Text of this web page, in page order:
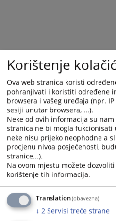
Korištenje
Ova web stranica koristi
pohranjivati i koristiti određene
browsera i vašeg uređaja (npr.
sesiji unutar browsera, ...).
Neke od ovih informacija su
stranica ne bi mogla fukcionisati
neke nisu prijeko neophodne a
procjenu nivoa posjećenosti,
stranice...).
Na ovom mjestu možete
korištenje tih informacija.
Translation(obavezna)
↓ 2 Servisi treće strane